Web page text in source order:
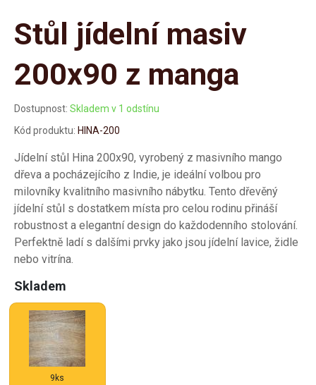
Stůl jídelní masiv
200x90 z manga
Dostupnost: Skladem v 1 odstínu
Kód produktu: HINA-200
Jídelní stůl Hina 200x90, vyrobený z masivního mango
dřeva a pocházejícího z Indie, je ideální volbou pro
milovníky kvalitního masivního nábytku. Tento dřevěný
jídelní stůl s dostatkem místa pro celou rodinu přináší
robustnost a elegantní design do každodenního stolování.
Perfektně ladí s dalšími prvky jako jsou jídelní lavice, židle
nebo vitrína.
Skladem
9ks